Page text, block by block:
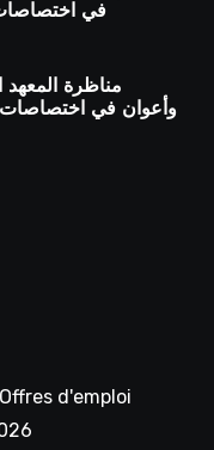
في اختصاصات
مناظرة
d'emploi